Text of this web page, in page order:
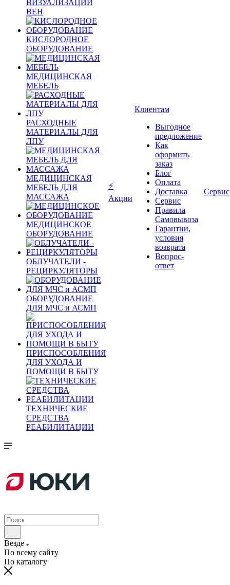
ВИЗУАЛИЗАЦИИ
ВЕН
КИСЛОРОДНОЕ
ОБОРУДОВАНИЕ
МЕДИЦИНСКАЯ
МЕБЕЛЬ
РАСХОДНЫЕ
МАТЕРИАЛЫ ДЛЯ
ЛПУ
МЕДИЦИНСКАЯ
МЕБЕЛЬ ДЛЯ
МАССАЖА
МЕДИЦИНСКОЕ
ОБОРУДОВАНИЕ
ОБЛУЧАТЕЛИ -
РЕЦИРКУЛЯТОРЫ
ОБОРУДОВАНИЕ
ДЛЯ МЧС и АСМП
ПРИСПОСОБЛЕНИЯ
ДЛЯ УХОДА И
ПОМОЩИ В БЫТУ
ТЕХНИЧЕСКИЕ
СРЕДСТВА
РЕАБИЛИТАЦИИ
⚡
Акции
Клиентам
Выгодное
предложение
Как
оформить
заказ
Блог
Оплата
Доставка
Сервис
Правила
Самовывоза
Гарантии,
условия
возврата
Вопрос-
ответ
Сервис
Везде
По всему сайту
По каталогу